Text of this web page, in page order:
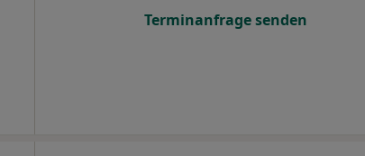
Terminanfrage senden